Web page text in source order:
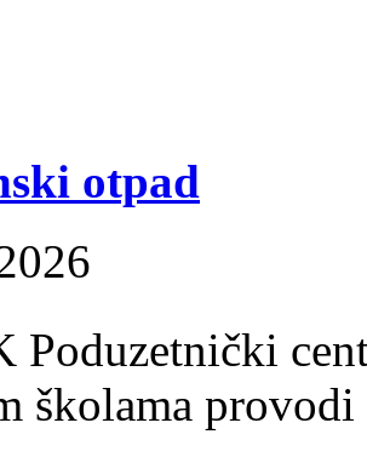
otpad
Poduzetnički
školama